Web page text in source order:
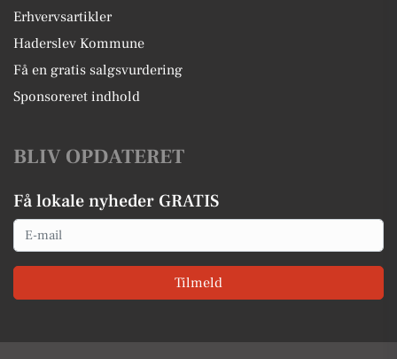
Erhvervsartikler
Haderslev Kommune
Få en gratis salgsvurdering
Sponsoreret indhold
BLIV OPDATERET
Få lokale nyheder GRATIS
Email
Tilmeld